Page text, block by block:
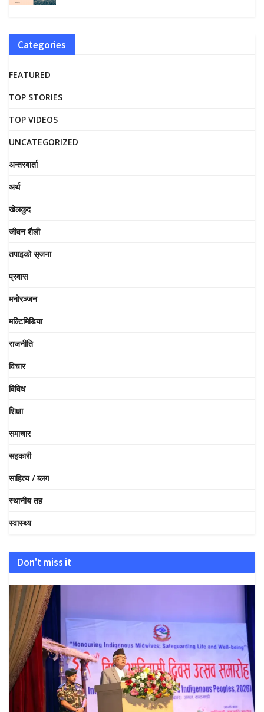
Categories
FEATURED
TOP STORIES
TOP VIDEOS
UNCATEGORIZED
अन्तरबार्ता
अर्थ
खेलकुद
जीवन शैली
तपाइको सृजना
प्रवास
मनोरञ्जन
मल्टिमिडिया
राजनीति
विचार
विविध
शिक्षा
समाचार
सहकारी
साहित्य / ब्लग
स्थानीय तह
स्वास्थ्य
Don't miss it